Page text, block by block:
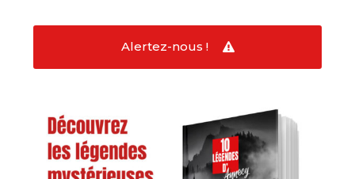
Alertez-nous !